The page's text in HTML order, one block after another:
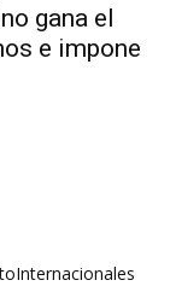
gana el
e impone
Internacionales